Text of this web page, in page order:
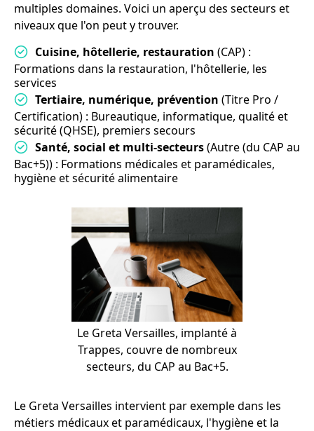
multiples domaines. Voici un aperçu des secteurs et
niveaux que l'on peut y trouver.
Cuisine, hôtellerie, restauration (CAP) :
Formations dans la restauration, l'hôtellerie, les
services
Tertiaire, numérique, prévention (Titre Pro /
Certification) : Bureautique, informatique, qualité et
sécurité (QHSE), premiers secours
Santé, social et multi-secteurs(Autre (du CAP au
Bac+5)) : Formations médicales et paramédicales,
hygiène et sécurité alimentaire
Le Greta Versailles, implanté à
Trappes, couvre de nombreux
secteurs, du CAP au Bac+5.
Le Greta Versailles intervient par exemple dans les
métiers médicaux et paramédicaux, l'hygiène et la